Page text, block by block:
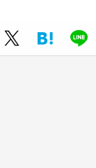
の世界に入り込
、本邦初公開